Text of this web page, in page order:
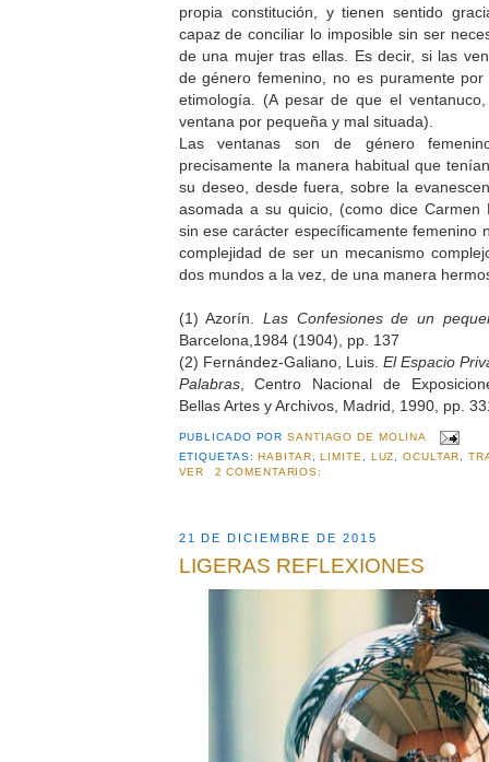
propia constitución, y tienen sentido
capaz de conciliar lo imposible sin ser
de una mujer tras ellas. Es decir, si las
de género femenino, no es puramente
etimología. (A pesar de que el
ventana por pequeña y mal situada).
Las ventanas son de género
precisamente la manera habitual que
su deseo, desde fuera, sobre la
asomada a su quicio, (como dice Carmen
sin ese carácter específicamente femenino
complejidad de ser un mecanismo
dos mundos a la vez, de una manera
(1) Azorín. Las Confesiones de un
Barcelona,1984 (1904), pp. 137
(2) Fernández-Galiano, Luis.El Espacio
Palabras, Centro Nacional de
Bellas Artes y Archivos, Madrid, 1990, pp.
PUBLICADO PORSANTIAGO DE MOLINA
ETIQUETAS:HABITAR ,LIMITE LUZ ,OCULTAR ,
VER
2 COMENTARIOS:
21 DE DICIEMBRE DE 2015
LIGERAS REFLEXIONES